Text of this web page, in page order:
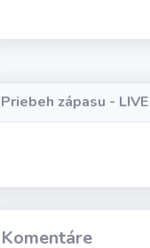
Priebeh zápasu -
Komentáre